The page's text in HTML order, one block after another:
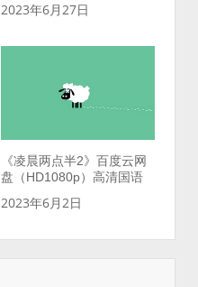
2023年6月27日
《凌晨两点半2》百度云网
盘（HD1080p）高清国语
2023年6月2日